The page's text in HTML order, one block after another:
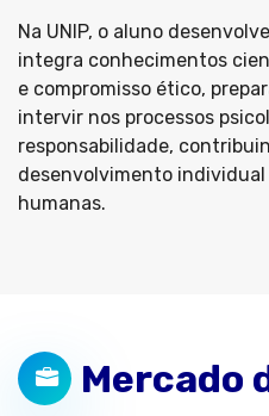
Na UNIP, o aluno
integra conhecimentos
e compromisso ético,
intervir nos processos
responsabilidade,
desenvolvimento
humanas.
Mercado